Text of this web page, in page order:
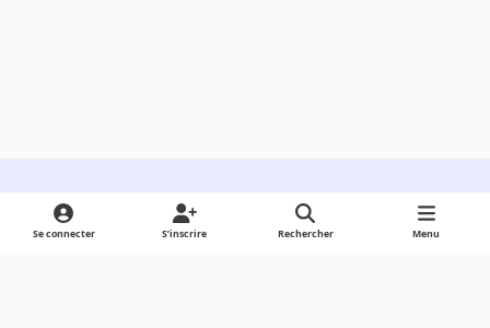
Light ModeDark ModeSystem Preference
Se connecter S’inscrire Rechercher Menu